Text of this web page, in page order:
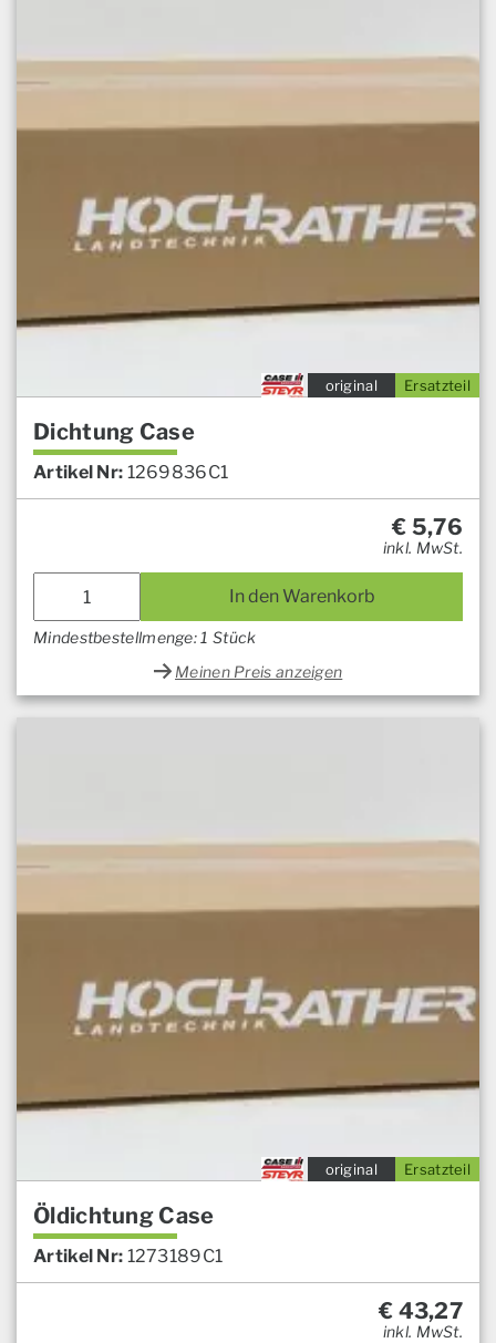
Ersatzteil
original
Dichtung Case
Artikel Nr: 1269836C1
€ 5,76
inkl. MwSt.
In den Warenkorb
Mindestbestellmenge: 1 Stück
Meinen Preis anzeigen
Ersatzteil
original
Öldichtung Case
Artikel Nr: 1273189C1
€ 43,27
inkl. MwSt.